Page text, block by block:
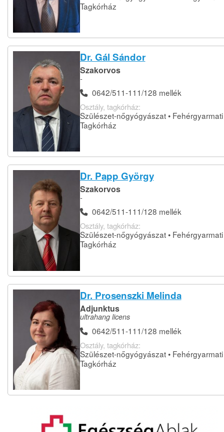
Tagkórház
Dr. Gál Sándor
Szakorvos
-
0642/511-111/128 mellék
Osztály, tagkórház:
Szülészet-nőgyógyászat • Fehérgyarmati
Tagkórház
Dr. Papp György
Szakorvos
-
0642/511-111/128 mellék
Osztály, tagkórház:
Szülészet-nőgyógyászat • Fehérgyarmati
Tagkórház
Dr. Prosenszki Melinda
Adjunktus
ultrahang licens
0642/511-111/128 mellék
Osztály, tagkórház:
Szülészet-nőgyógyászat • Fehérgyarmati
Tagkórház